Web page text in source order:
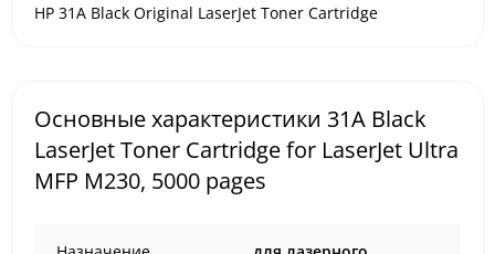
HP 31A Black Original LaserJet Toner Cartridge
Основные характеристики 31A Black
LaserJet Toner Cartridge for LaserJet Ultra
MFP M230, 5000 pages